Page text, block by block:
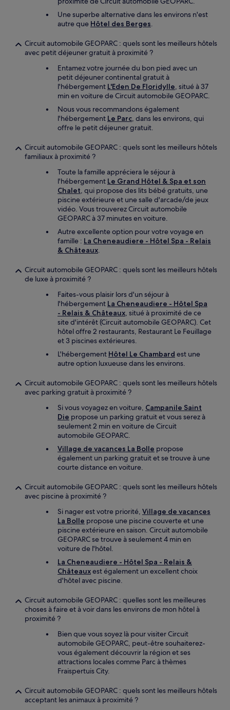
Une superbe alternative dans les environs n'est
autre que Hôtel des Berges.
Circuit automobile GEOPARC : quels sont les meilleurs hôtels
avec petit déjeuner gratuit à proximité ?
Entamez votre journée du bon pied avec un
petit déjeuner continental gratuit à
l'hébergement L'Eden De Floridylle, situé à 37
min en voiture de Circuit automobile GEOPARC.
Nous vous recommandons également
l'hébergement Le Parc, dans les environs, qui
offre le petit déjeuner gratuit.
Circuit automobile GEOPARC : quels sont les meilleurs hôtels
familiaux à proximité ?
Toute la famille appréciera le séjour à
l'hébergement Le Grand Hôtel & Spa et son
Chalet, qui propose des lits bébé gratuits, une
piscine extérieure et une salle d'arcade/de jeux
vidéo. Vous trouverez Circuit automobile
GEOPARC à 37 minutes en voiture.
Autre excellente option pour votre voyage en
famille : La Cheneaudiere - Hôtel Spa - Relais
& Châteaux.
Circuit automobile GEOPARC : quels sont les meilleurs hôtels
de luxe à proximité ?
Faites-vous plaisir lors d'un séjour à
l'hébergement La Cheneaudiere - Hôtel Spa
- Relais & Châteaux, situé à proximité de ce
site d'intérêt (Circuit automobile GEOPARC). Cet
hôtel offre 2 restaurants, Restaurant Le Feuillage
et 3 piscines extérieures.
L'hébergement Hôtel Le Chambard est une
autre option luxueuse dans les environs.
Circuit automobile GEOPARC : quels sont les meilleurs hôtels
avec parking gratuit à proximité ?
Si vous voyagez en voiture, Campanile Saint
Die propose un parking gratuit et vous serez à
seulement 2 min en voiture de Circuit
automobile GEOPARC.
Village de vacances La Bolle propose
également un parking gratuit et se trouve à une
courte distance en voiture.
Circuit automobile GEOPARC : quels sont les meilleurs hôtels
avec piscine à proximité ?
Si nager est votre priorité, Village de vacances
La Bolle propose une piscine couverte et une
piscine extérieure en saison. Circuit automobile
GEOPARC se trouve à seulement 4 min en
voiture de l'hôtel.
La Cheneaudiere - Hôtel Spa - Relais &
Châteauxest également un excellent choix
d'hôtel avec piscine.
Circuit automobile GEOPARC : quelles sont les meilleures
choses à faire et à voir dans les environs de mon hôtel à
proximité ?
Bien que vous soyez là pour visiter Circuit
automobile GEOPARC, peut-être souhaiterez-
vous également découvrir la région et ses
attractions locales comme Parc à thèmes
Fraispertuis City.
Circuit automobile GEOPARC : quels sont les meilleurs hôtels
acceptant les animaux à proximité ?